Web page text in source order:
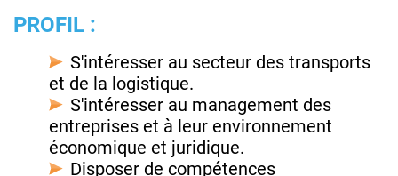
PROFIL :
S'intéresser au secteur des transports
et de la logistique.
S'intéresser au management des
entreprises et à leur environnement
économique et juridique.
Disposer de compétences